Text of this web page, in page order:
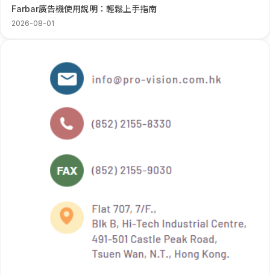
Farbar廣告機使用說明：輕鬆上手指南
2026-08-01